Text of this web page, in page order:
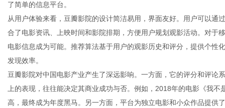
了简单的信息平台。
从用户体验来看，豆瓣影院的设计简洁易用，界面友好。用户可以通
合了电影资讯、上映时间和影院排期，方便用户规划观影活动。对于
电影信息成为可能。推荐算法基于用户的观影历史和评分，提供个性
发现效率。
豆瓣影院对中国电影产业产生了深远影响。一方面，它的评分和评论
上的表现，往往能决定其商业成功与否。例如，2018年的电影《我
高，最终成为年度黑马。另一方面，平台为独立电影和小众作品提供